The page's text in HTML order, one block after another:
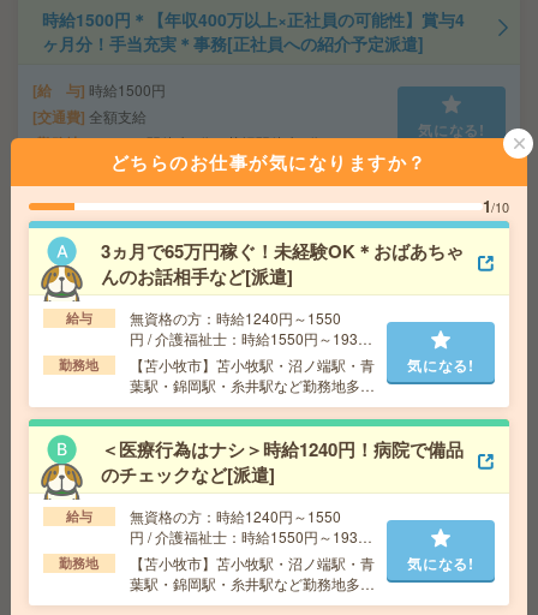
時給1500円＊【年収400万以上×正社員の可能性】賞与4
ヶ月分！手当充実＊事務[正社員への紹介予定派遣]
給 与 時給1500円
交通費 全額支給
勤務地 さっぽろ駅徒歩2分、札幌駅徒歩3分
気になる!
【チカホ直結】大人気！週4日勤務＊時短勤務＊事務的軽
作業[派遣]
給 与 時給1300円
交通費 交通費支給
北海道 札幌市中央区 「大通駅」 徒歩 4分,
「さっぽろ駅」 徒歩 5分
気になる!
【8月開始】在宅あり！長期！バナー広告をつくるお仕
事！朝遅め[派遣]
給 与 時給1300円 月収例 208,000円+残業代
交通費 全額支給
勤務地 大通駅徒歩5分、さっぽろ駅徒歩8分 ※おしゃ
れなオフィス！ベンチャーです！
気になる!
どちらのお仕事が気になりますか？
1/10
3ヵ月で65万円稼ぐ！未経験OK＊おばあちゃ
んのお話相手など[派遣]
給与
無資格の方：時給1240円～1550
円 / 介護福祉士：時給1550円～1937
円 / 初任者以上：時給1450円～1812
円
勤務地
【苫小牧市】苫小牧駅・沼ノ端駅・青
葉駅・錦岡駅・糸井駅など勤務地多
数！
気になる!
＜医療行為はナシ＞時給1240円！病院で備品
のチェックなど[派遣]
給与
無資格の方：時給1240円～1550
円 / 介護福祉士：時給1550円～1937
円 / 初任者以上：時給1450円～1812
円
勤務地
【苫小牧市】苫小牧駅・沼ノ端駅・青
葉駅・錦岡駅・糸井駅など勤務地多
数！
気になる!